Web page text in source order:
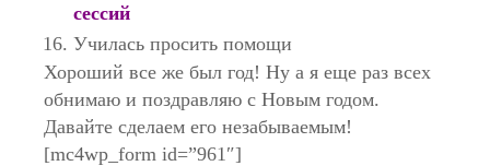
сессий
Училась просить помощи
Хороший все же был год! Ну а я еще раз всех
обнимаю и поздравляю с Новым годом.
Давайте сделаем его незабываемым!
[mc4wp_form id=”961″]